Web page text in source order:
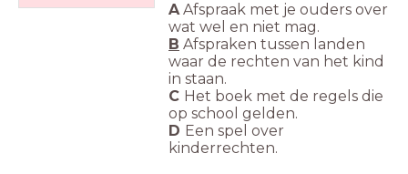
AAfspraak met je ouders over
wat wel en niet mag.
B Afspraken tussen landen
waar de rechten van het kind
in staan.
C Het boek met de regels die
op school gelden.
D Een spel over
kinderrechten.